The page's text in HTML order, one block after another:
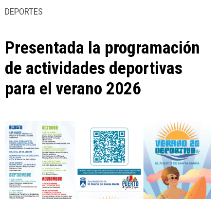
DEPORTES
Presentada la programación
de actividades deportivas
para el verano 2026